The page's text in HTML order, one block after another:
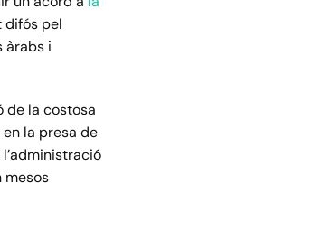
difós pel
àrabs i
de la costosa
la presa de
mesos